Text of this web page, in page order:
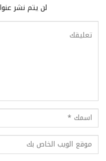
لن يتم نشر